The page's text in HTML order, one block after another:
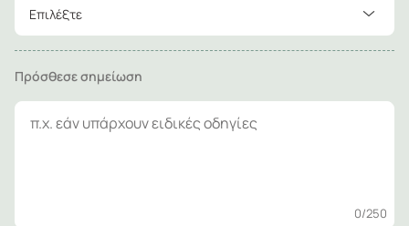
Επιλέξτε
Πρόσθεσε σημείωση
0/250